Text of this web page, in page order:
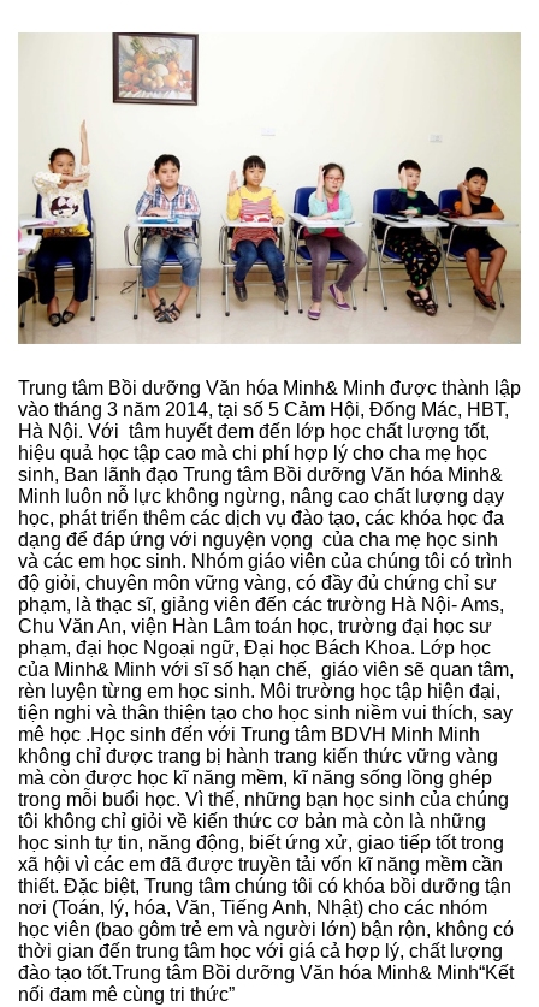
Trung tâm Bồi dưỡng Văn hóa Minh& Minh được thành lập
vào tháng 3 năm 2014, tại số 5 Cảm Hội, Đống Mác, HBT,
Hà Nội. Với tâm huyết đem đến lớp học chất lượng tốt,
hiệu quả học tập cao mà chi phí hợp lý cho cha mẹ học
sinh, Ban lãnh đạo Trung tâm Bồi dưỡng Văn hóa Minh&
Minh luôn nỗ lực không ngừng, nâng cao chất lượng dạy
học, phát triển thêm các dịch vụ đào tạo, các khóa học đa
dạng để đáp ứng với nguyện vọng của cha mẹ học sinh
và các em học sinh. Nhóm giáo viên của chúng tôi có trình
độ giỏi, chuyên môn vững vàng, có đầy đủ chứng chỉ sư
phạm, là thạc sĩ, giảng viên đến các trường Hà Nội- Ams,
Chu Văn An, viện Hàn Lâm toán học, trường đại học sư
phạm, đại học Ngoại ngữ, Đại học Bách Khoa. Lớp học
của Minh& Minh với sĩ số hạn chế, giáo viên sẽ quan tâm,
rèn luyện từng em học sinh. Môi trường học tập hiện đại,
tiện nghi và thân thiện tạo cho học sinh niềm vui thích, say
mê học .Học sinh đến với Trung tâm BDVH Minh Minh
không chỉ được trang bị hành trang kiến thức vững vàng
mà còn được học kĩ năng mềm, kĩ năng sống lồng ghép
trong mỗi buổi học. Vì thế, những bạn học sinh của chúng
tôi không chỉ giỏi về kiến thức cơ bản mà còn là những
học sinh tự tin, năng động, biết ứng xử, giao tiếp tốt trong
xã hội vì các em đã được truyền tải vốn kĩ năng mềm cần
thiết. Đặc biệt, Trung tâm chúng tôi có khóa bồi dưỡng tận
nơi (Toán, lý, hóa, Văn, Tiếng Anh, Nhật) cho các nhóm
học viên (bao gôm trẻ em và người lớn) bận rộn, không có
thời gian đến trung tâm học với giá cả hợp lý, chất lượng
đào tạo tốt.Trung tâm Bồi dưỡng Văn hóa Minh& Minh“Kết
nối đam mê cùng tri thức”